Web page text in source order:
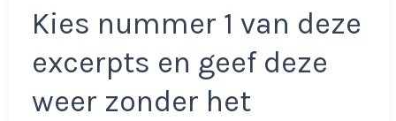
Kies nummer 1 van deze
excerpts en geef deze
weer zonder het